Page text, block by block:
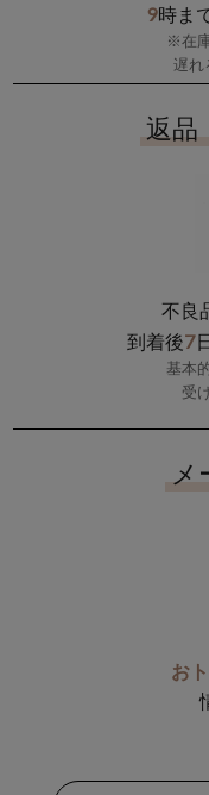
9時ま
※在
遅れ
返品
不良
到着後7
基本
受
メ
お